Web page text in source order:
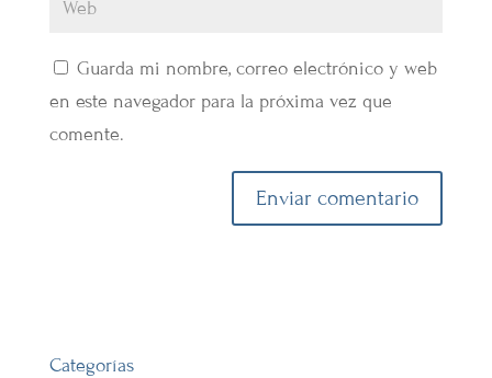
Guarda mi nombre, correo electrónico y web
en este navegador para la próxima vez que
comente.
Categorías